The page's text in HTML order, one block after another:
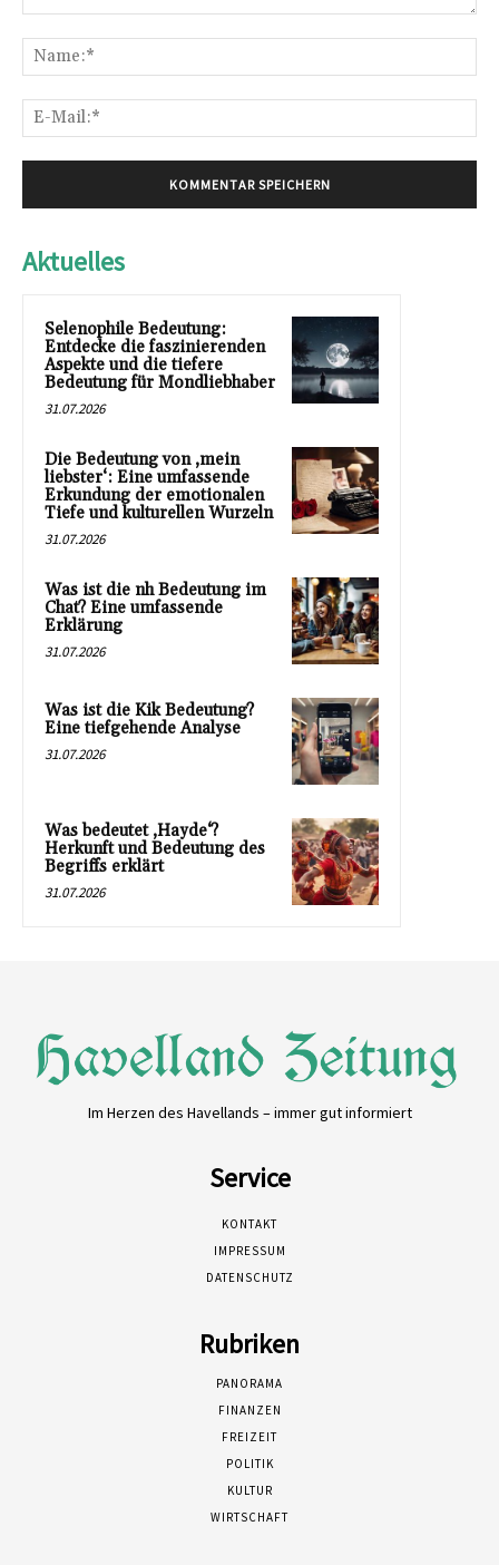
Aktuelles
Selenophile Bedeutung:
Entdecke die faszinierenden
Aspekte und die tiefere
Bedeutung für Mondliebhaber
31.07.2026
Die Bedeutung von ‚mein
liebster‘: Eine umfassende
Erkundung der emotionalen
Tiefe und kulturellen Wurzeln
31.07.2026
Was ist die nh Bedeutung im
Chat? Eine umfassende
Erklärung
31.07.2026
Was ist die Kik Bedeutung?
Eine tiefgehende Analyse
31.07.2026
Was bedeutet ‚Hayde‘?
Herkunft und Bedeutung des
Begriffs erklärt
31.07.2026
Im Herzen des Havellands – immer gut informiert
Service
KONTAKT
IMPRESSUM
DATENSCHUTZ
Rubriken
PANORAMA
FINANZEN
FREIZEIT
POLITIK
KULTUR
WIRTSCHAFT